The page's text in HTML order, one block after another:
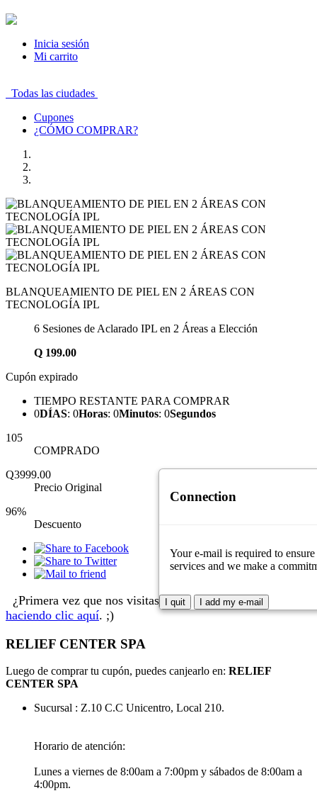
Inicia sesión
Mi carrito
Todas las ciudades
Cupones
¿CÓMO COMPRAR?
BLANQUEAMIENTO DE PIEL EN 2 ÁREAS CON
TECNOLOGÍA IPL
6 Sesiones de Aclarado IPL en 2 Áreas a Elección
Q 199.00
Cupón expirado
TIEMPO RESTANTE PARA COMPRAR
0DÍAS: 0Horas: 0Minutos: 0Segundos
105
COMPRADO
Q3999.00
Precio Original
96%
Descuento
¿Primera vez que nos visitas? Aprende cómo comprar
haciendo clic aquí. ;)
RELIEF CENTER SPA
Luego de comprar tu cupón, puedes canjearlo en: RELIEF
CENTER SPA
Sucursal : Z.10 C.C Unicentro, Local 210.
Horario de atención:
Lunes a viernes de 8:00am a 7:00pm y sábados de 8:00am a
4:00pm.
Connection
Your e-mail is required to
services and we make a
I quit I add my e-mail